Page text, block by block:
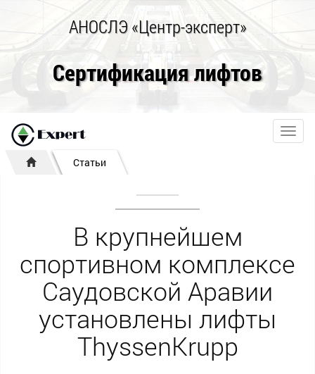
АНОСЛЭ «Центр-эксперт»
Сертификация лифтов
Статьи
В крупнейшем
спортивном комплексе
Саудовской Аравии
установлены лифты
ThyssenKrupp